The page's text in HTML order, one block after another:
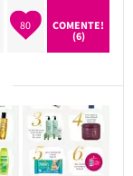
80
COMENTE!
(6)